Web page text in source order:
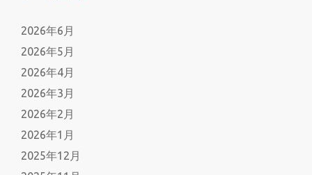
2026年6月
2026年5月
2026年4月
2026年3月
2026年2月
2026年1月
2025年12月